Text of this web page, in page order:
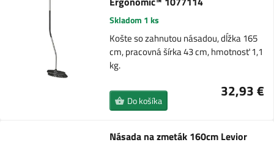
Skladom 1 ks
Košte so zahnutou násadou, dĺžka 165
cm, pracovná šírka 43 cm, hmotnosť 1,1
kg.
32,93 €
Do košíka
Násada na zmeták 160cm Levior